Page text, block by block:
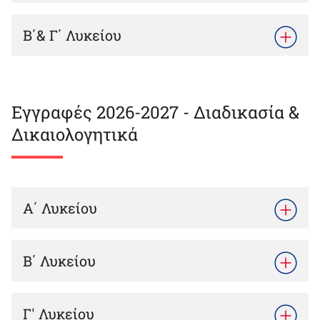
Β΄& Γ΄ Λυκείου
Γ ΛΥΚΕΙΟΥ ΑΙΤΗΣΗ.pdf
Εγγραφές 2026-2027 - Διαδικασία &
Δικαιολογητικά
Α΄ Λυκείου
Β΄ Λυκείου
Γ' Λυκείου